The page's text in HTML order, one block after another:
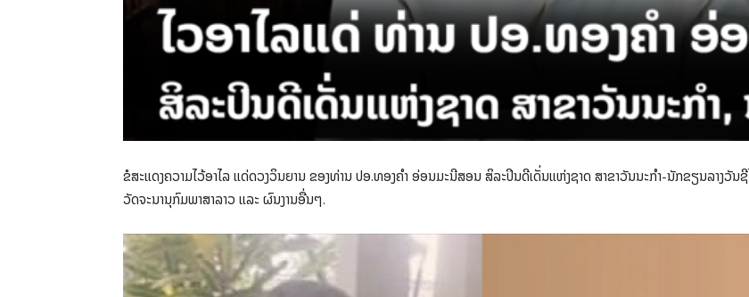
ຂໍສະແດງຄວາມໄວ້ອາໄລ ແດ່ດວງວິນຍານ ຂອງທ່ານ ປອ.ທອງຄຳ ອ່ອນມະນີສອນ ສິລະປິນດີເດັ່ນແຫ່ງຊາດ ສາຂາວັນນະກຳ-ນັກຂຽນລາງວັ
ວັດຈະນານຸກົມພາສາລາວ ແລະ ຜົນງານອື່ນໆ.